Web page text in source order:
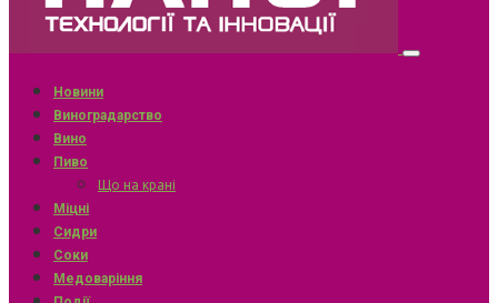
Новини
Виноградарство
Вино
Пиво
Що на крані
Міцні
Сидри
Соки
Медоваріння